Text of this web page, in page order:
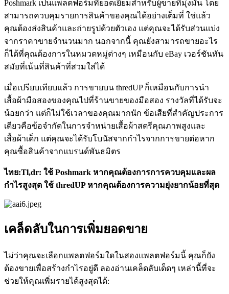
Poshmark เป็นแพลตฟอร์มที่ยอดเยี่ยมสำหรับผู้ขายที่มุ่งมั่น โดย
สามารถควบคุมรายการสินค้าของคุณได้อย่างเต็มที่ ใช่แล้ว
คุณต้องส่งสินค้าและถ่ายรูปด้วยตัวเอง แต่คุณจะได้รับส่วนแบ่ง
จากราคาขายจำนวนมาก นอกจากนี้ คุณยังสามารถขายอะไร
ก็ได้ที่คุณต้องการในหมวดหมู่ต่างๆ เหมือนกับ eBay เวอร์ชันทัน
สมัยที่เน้นที่สินค้าที่สวมใส่ได้
เมื่อเปรียบเทียบแล้ว การขายบน thredUP ก็เหมือนกับการนำ
เสื้อผ้ามือสองของคุณไปที่ร้านขายของมือสอง รางวัลที่ได้รับจะ
น้อยกว่า แต่ก็ไม่ใช้เวลาของคุณมากนัก ข้อเสียที่สำคัญประการ
เดียวคือข้อจำกัดในการจำหน่ายเสื้อผ้าสตรีคุณภาพสูงและ
เสื้อผ้าเด็ก แต่คุณจะได้รับโบนัสจากกำไรจากการขายต่อหาก
คุณซื้อสินค้าจากแบรนด์พันธมิตร
ไทย:Tl,dr: ใช้ Poshmark หากคุณต้องการการควบคุมและผล
กำไรสูงสุด ใช้ thredUP หากคุณต้องการความยุ่งยากน้อยที่สุด
เคล็ดลับในการเพิ่มยอดขาย
ไม่ว่าคุณจะเลือกแพลตฟอร์มใดในสองแพลตฟอร์มนี้ คุณก็ยัง
ต้องขายเพื่อสร้างกำไรอยู่ดี ลองอ่านเคล็ดลับเด็ดๆ เหล่านี้ที่จะ
ช่วยให้คุณเพิ่มรายได้สูงสุดได้: